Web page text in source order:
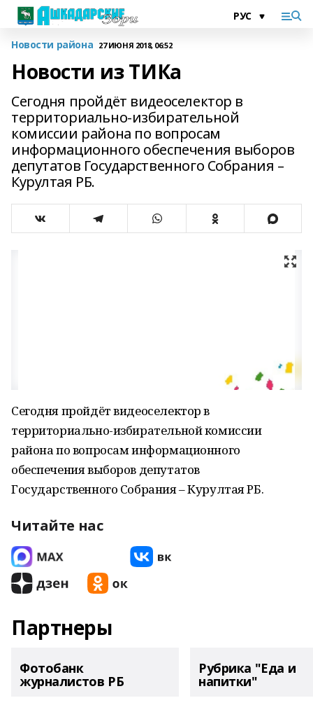
Новости района 27 ИЮНЯ 2018, 06:52
Новости из ТИКа
Сегодня пройдёт видеоселектор в
территориально-избирательной
комиссии района по вопросам
информационного обеспечения выборов
депутатов Государственного Собрания –
Курултая РБ.
Сегодня пройдёт видеоселектор в
территориально-избирательной комиссии
района по вопросам информационного
обеспечения выборов депутатов
Государственного Собрания – Курултая РБ.
Читайте нас
Партнеры
Фотобанк
журналистов РБ
Рубрика "Еда и
напитки"